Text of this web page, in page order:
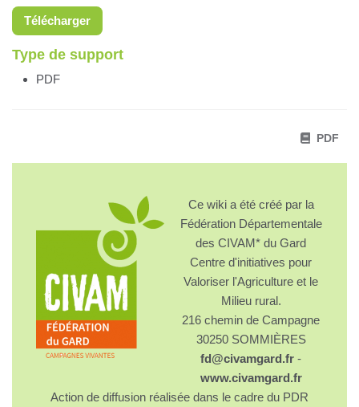
Télécharger
Type de support
PDF
PDF
Ce wiki a été créé par la
Fédération Départementale
des CIVAM* du Gard
Centre d'initiatives pour
Valoriser l'Agriculture et le
Milieu rural.
216 chemin de Campagne
30250 SOMMIÈRES
fd@civamgard.fr -
www.civamgard.fr
Action de diffusion réalisée dans le cadre du PDR